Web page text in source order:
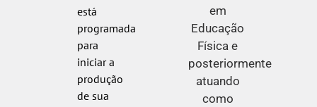
está
programada
para
iniciar a
produção
de sua
em
Educação
Física e
posteriormente
atuando
como